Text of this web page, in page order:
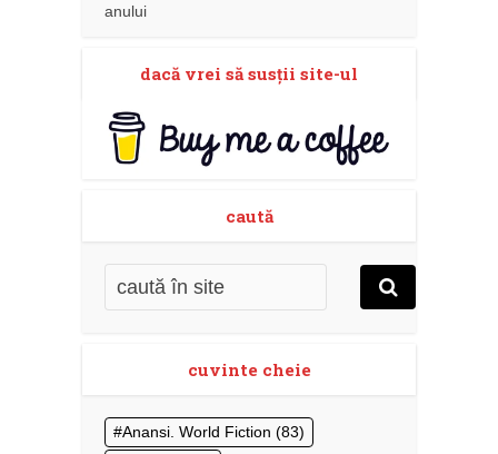
anului
dacă vrei să susţii site-ul
caută
cuvinte cheie
Anansi. World Fiction (83)